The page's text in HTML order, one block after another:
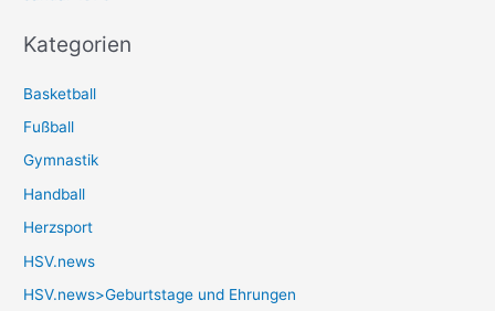
Kategorien
Basketball
Fußball
Gymnastik
Handball
Herzsport
HSV.news
HSV.news>Geburtstage und Ehrungen